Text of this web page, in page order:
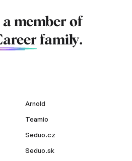
a member of
family.
Arnold
Teamio
Seduo.cz
Seduo.sk